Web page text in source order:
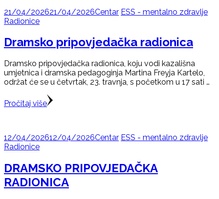
21/04/202621/04/2026Centar ESS - mentalno zdravlje
Radionice
Dramsko pripovjedačka radionica
Dramsko pripovjedačka radionica, koju vodi kazališna
umjetnica i dramska pedagoginja Martina Freyja Kartelo,
održat će se u četvrtak, 23. travnja, s početkom u 17 sati …
Pročitaj više
12/04/202612/04/2026Centar ESS - mentalno zdravlje
Radionice
DRAMSKO PRIPOVJEDAČKA
RADIONICA